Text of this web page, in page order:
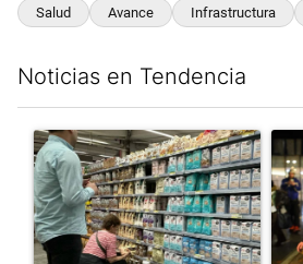
Salud Avance Infrastructura
Noticias en Tendencia
Un artículo de tendencia con el título
Un